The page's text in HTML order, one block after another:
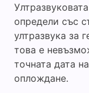
определи със
ултразвука за
това е
точната дата
оплождане.